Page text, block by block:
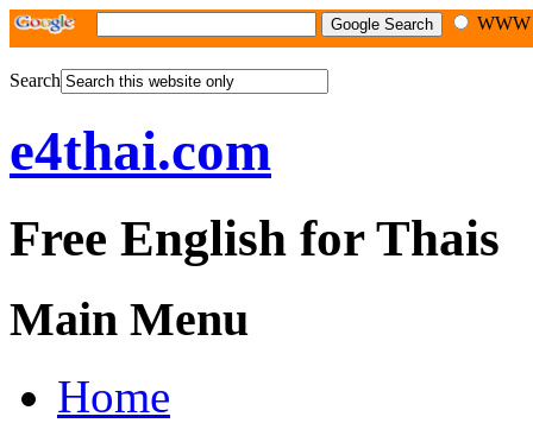
Search
e4thai.com
Free English for Thais
Main Menu
Home